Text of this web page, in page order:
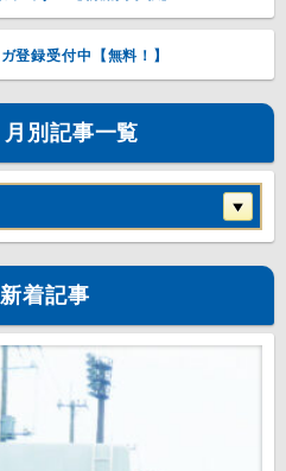
登録受付中【無料！】
別記事一覧
着記事